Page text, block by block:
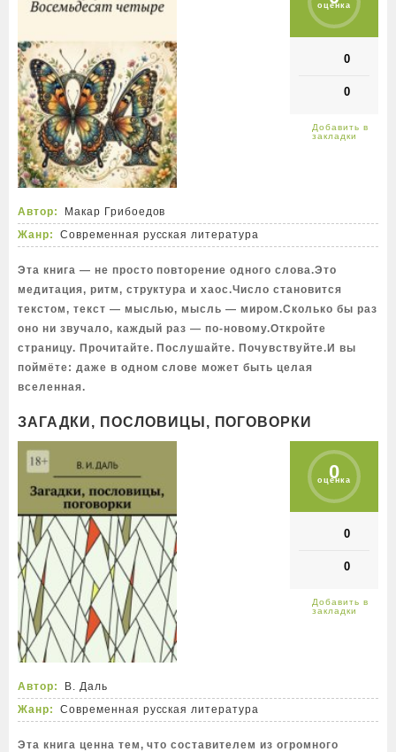
оценка
0
0
Автор:
Макар Грибоедов
Жанр:
Современная русская литература
Эта книга — не просто повторение одного слова.Это
медитация, ритм, структура и хаос.Число становится
текстом, текст — мыслью, мысль — миром.Сколько бы раз
оно ни звучало, каждый раз — по-новому.Откройте
страницу. Прочитайте. Послушайте. Почувствуйте.И вы
поймёте: даже в одном слове может быть целая
вселенная.
ЗАГАДКИ, ПОСЛОВИЦЫ, ПОГОВОРКИ
0
оценка
0
0
Автор:
В. Даль
Жанр:
Современная русская литература
Эта книга ценна тем, что составителем из огромного